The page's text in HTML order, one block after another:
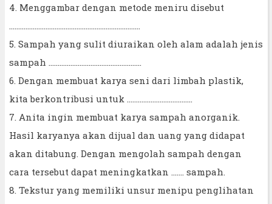
4. Menggambar dengan metode meniru disebut
5. Sampah yang sulit diuraikan oleh alam adalah jenis
sampah ……………………………………………
6. Dengan membuat karya seni dari limbah plastik,
kita berkontribusi untuk ………………………………
7. Anita ingin membuat karya sampah anorganik.
Hasil karyanya akan dijual dan uang yang didapat
akan ditabung. Dengan mengolah sampah dengan
cara tersebut dapat meningkatkan ……. sampah.
8. Tekstur yang memiliki unsur menipu penglihatan